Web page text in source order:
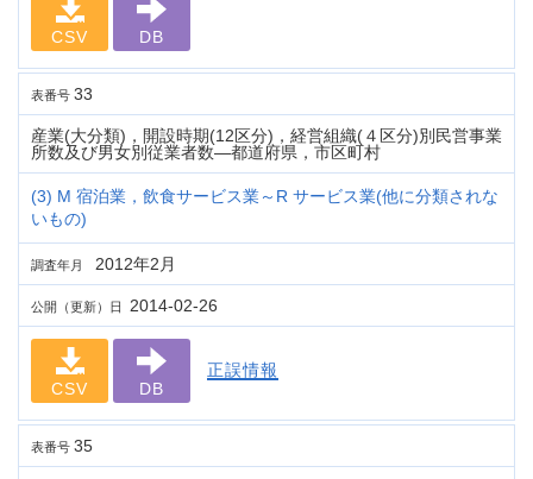
CSV DB
表番号 33
産業(大分類)，開設時期(12区分)，経営組織(４区分)別民営事業
所数及び男女別従業者数―都道府県，市区町村
(3) M 宿泊業，飲食サービス業～R サービス業(他に分類されな
いもの)
調査年月 2012年2月
公開（更新）日 2014-02-26
CSV DB
正誤情報
表番号 35